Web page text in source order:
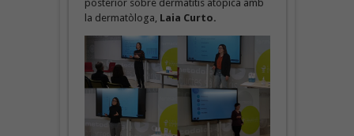
posterior sobre dermatitis atòpica amb
la dermatòloga, Laia Curto.